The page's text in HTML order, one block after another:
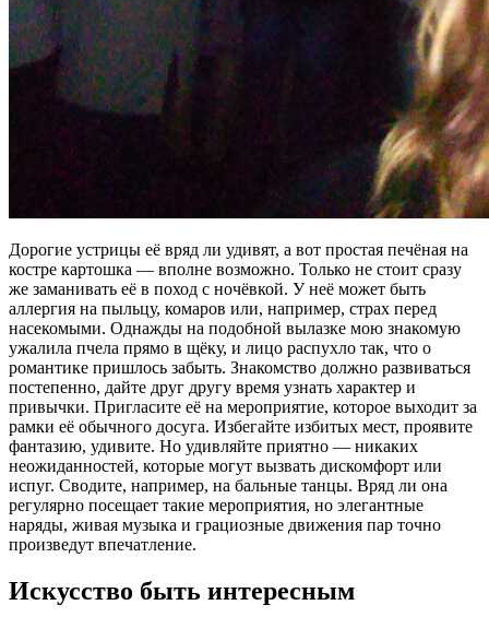
Дорогие устрицы её вряд ли удивят, а вот простая печёная на
костре картошка — вполне возможно. Только не стоит сразу
же заманивать её в поход с ночёвкой. У неё может быть
аллергия на пыльцу, комаров или, например, страх перед
насекомыми. Однажды на подобной вылазке мою знакомую
ужалила пчела прямо в щёку, и лицо распухло так, что о
романтике пришлось забыть. Знакомство должно развиваться
постепенно, дайте друг другу время узнать характер и
привычки. Пригласите её на мероприятие, которое выходит за
рамки её обычного досуга. Избегайте избитых мест, проявите
фантазию, удивите. Но удивляйте приятно — никаких
неожиданностей, которые могут вызвать дискомфорт или
испуг. Сводите, например, на бальные танцы. Вряд ли она
регулярно посещает такие мероприятия, но элегантные
наряды, живая музыка и грациозные движения пар точно
произведут впечатление.
Искусство быть интересным